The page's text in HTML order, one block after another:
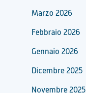
Marzo 2026
Febbraio 2026
Gennaio 2026
Dicembre 2025
Novembre 2025